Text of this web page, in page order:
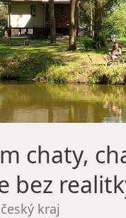
chaty,
bez
kraj